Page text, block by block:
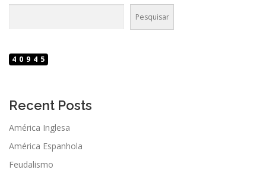
Pesquisar
40945
Recent Posts
América Inglesa
América Espanhola
Feudalismo